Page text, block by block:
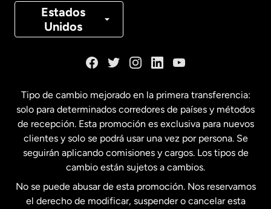
Estados
Unidos
Canadá Français
Estados Unidos English
Estados Unidos Español
Francia
Tipo de cambio mejorado en la primera transferencia:
solo para determinados corredores de países y métodos
de recepción. Esta promoción es exclusiva para nuevos
clientes y solo se podrá usar una vez por persona. Se
seguirán aplicando comisiones y cargos. Los tipos de
cambio están sujetos a cambios.
No se puede abusar de esta promoción. Nos reservamos
el derecho de modificar, suspender o cancelar esta